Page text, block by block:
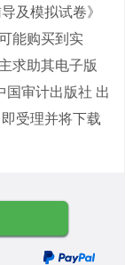
及模拟试卷》
能购买到实
求助其电子版
国审计出版社 出
受理并将下载